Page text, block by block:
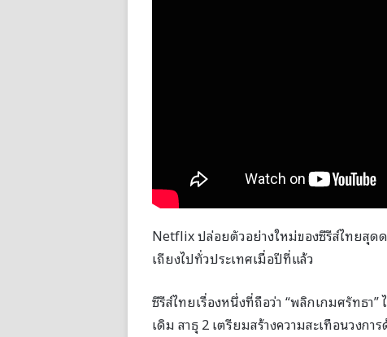
Netflix ปล่อยตัวอย่างใหม่ของซีรีส์ไทยสุดด
เถียงไปทั่วประเทศเมื่อปีที่แล้ว
ซีรีส์ไทยเรื่องหนึ่งที่ถือว่า “พลิกเกมศรัทธ
เดิม สาธุ 2 เตรียมสร้างความสะเทือนวงก